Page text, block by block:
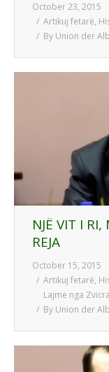
October 23, 2015
Artikuj fetarë,
By Union der
NJË VIT I RI,
REJA
October 15, 2015
Artikuj fetarë,
Lajme nga Zvicra
By Union der